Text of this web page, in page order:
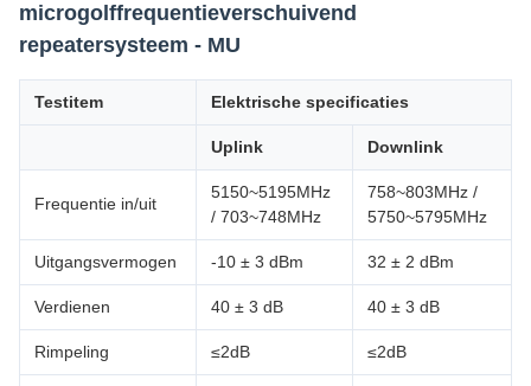
microgolffrequentieverschuivend
repeatersysteem - MU
Testitem Elektrische specificaties
Uplink Downlink
Frequentie in/uit
5150~5195MHz
/ 703~748MHz
758~803MHz /
5750~5795MHz
Uitgangsvermogen -10 ± 3 dBm 32 ± 2 dBm
Verdienen 40 ± 3 dB 40 ± 3 dB
Rimpeling ≤2dB ≤2dB